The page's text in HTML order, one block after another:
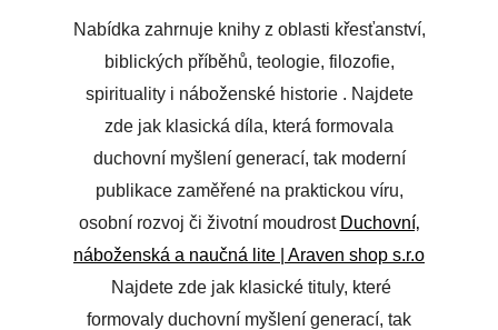
Nabídka zahrnuje knihy z oblasti křesťanství,
biblických příběhů, teologie, filozofie,
spirituality i náboženské historie . Najdete
zde jak klasická díla, která formovala
duchovní myšlení generací, tak moderní
publikace zaměřené na praktickou víru,
osobní rozvoj či životní moudrost Duchovní‚
náboženská a naučná lite | Araven shop s.r.o
Najdete zde jak klasické tituly, které
formovaly duchovní myšlení generací, tak